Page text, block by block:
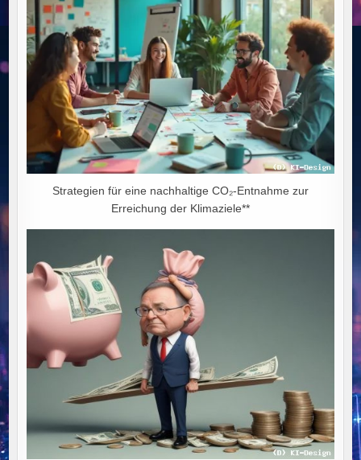
Strategien für eine nachhaltige CO₂-Entnahme zur
Erreichung der Klimaziele**